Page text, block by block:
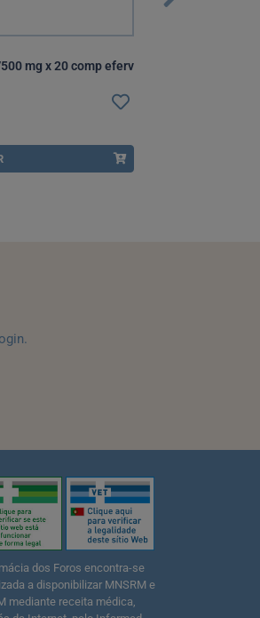
mg x 20 comp eferv
dos Foros encontra-se
a disponibilizar MNSRM e
mediante receita médica,